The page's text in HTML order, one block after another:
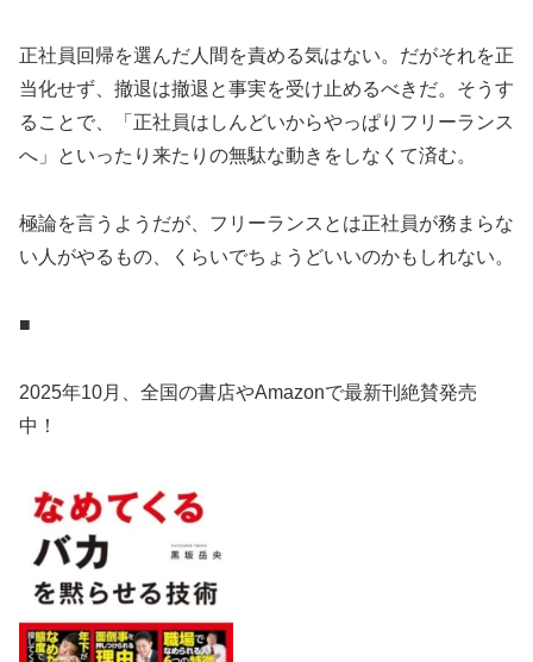
正社員回帰を選んだ人間を責める気はない。だがそれを正
当化せず、撤退は撤退と事実を受け止めるべきだ。そうす
ることで、「正社員はしんどいからやっぱりフリーランス
へ」といったり来たりの無駄な動きをしなくて済む。
極論を言うようだが、フリーランスとは正社員が務まらな
い人がやるもの、くらいでちょうどいいのかもしれない。
■
2025年10月、全国の書店やAmazonで最新刊絶賛発売
中！